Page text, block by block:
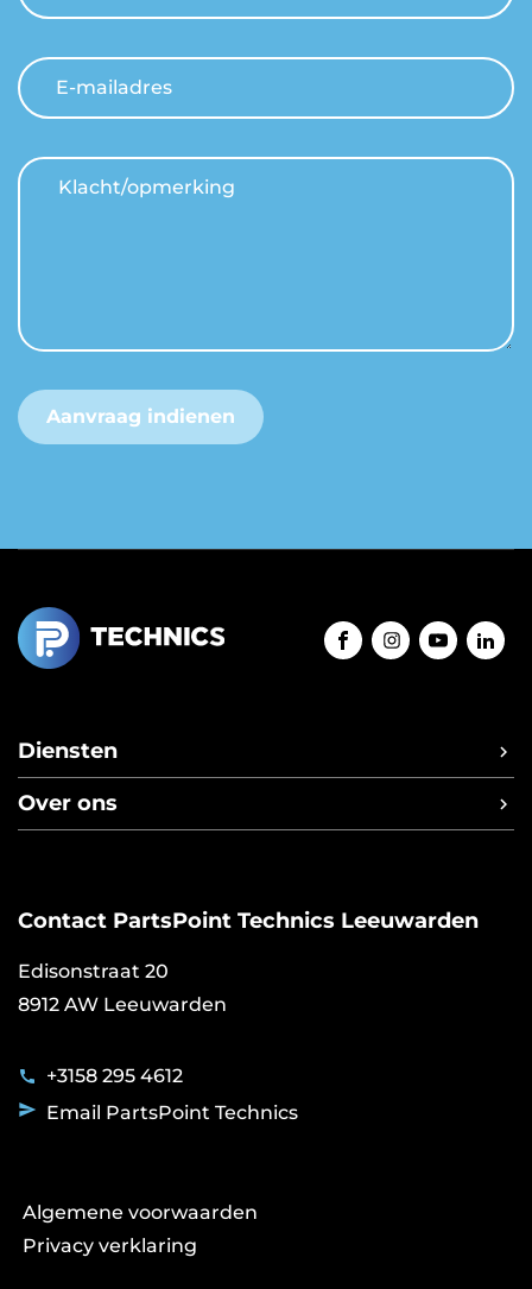
E-mailadres
Klacht/opmerking
Aanvraag indienen
Diensten
Benzine injectoren
Cilinderkoprevisie
Remschijven afdraaien
Starters en dynamo's
Trekhaakmontage
Over ons
Over PartsPoint Technics
Contact PartsPoint Technics Leeuwarden
Edisonstraat 20
8912 AW Leeuwarden
+3158 295 4612
Email PartsPoint Technics
Voet
Leeuwarden
Algemene voorwaarden
Privacy verklaring